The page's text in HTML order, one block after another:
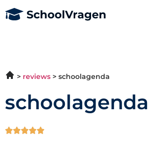
reviews schoolagenda
schoolagenda
